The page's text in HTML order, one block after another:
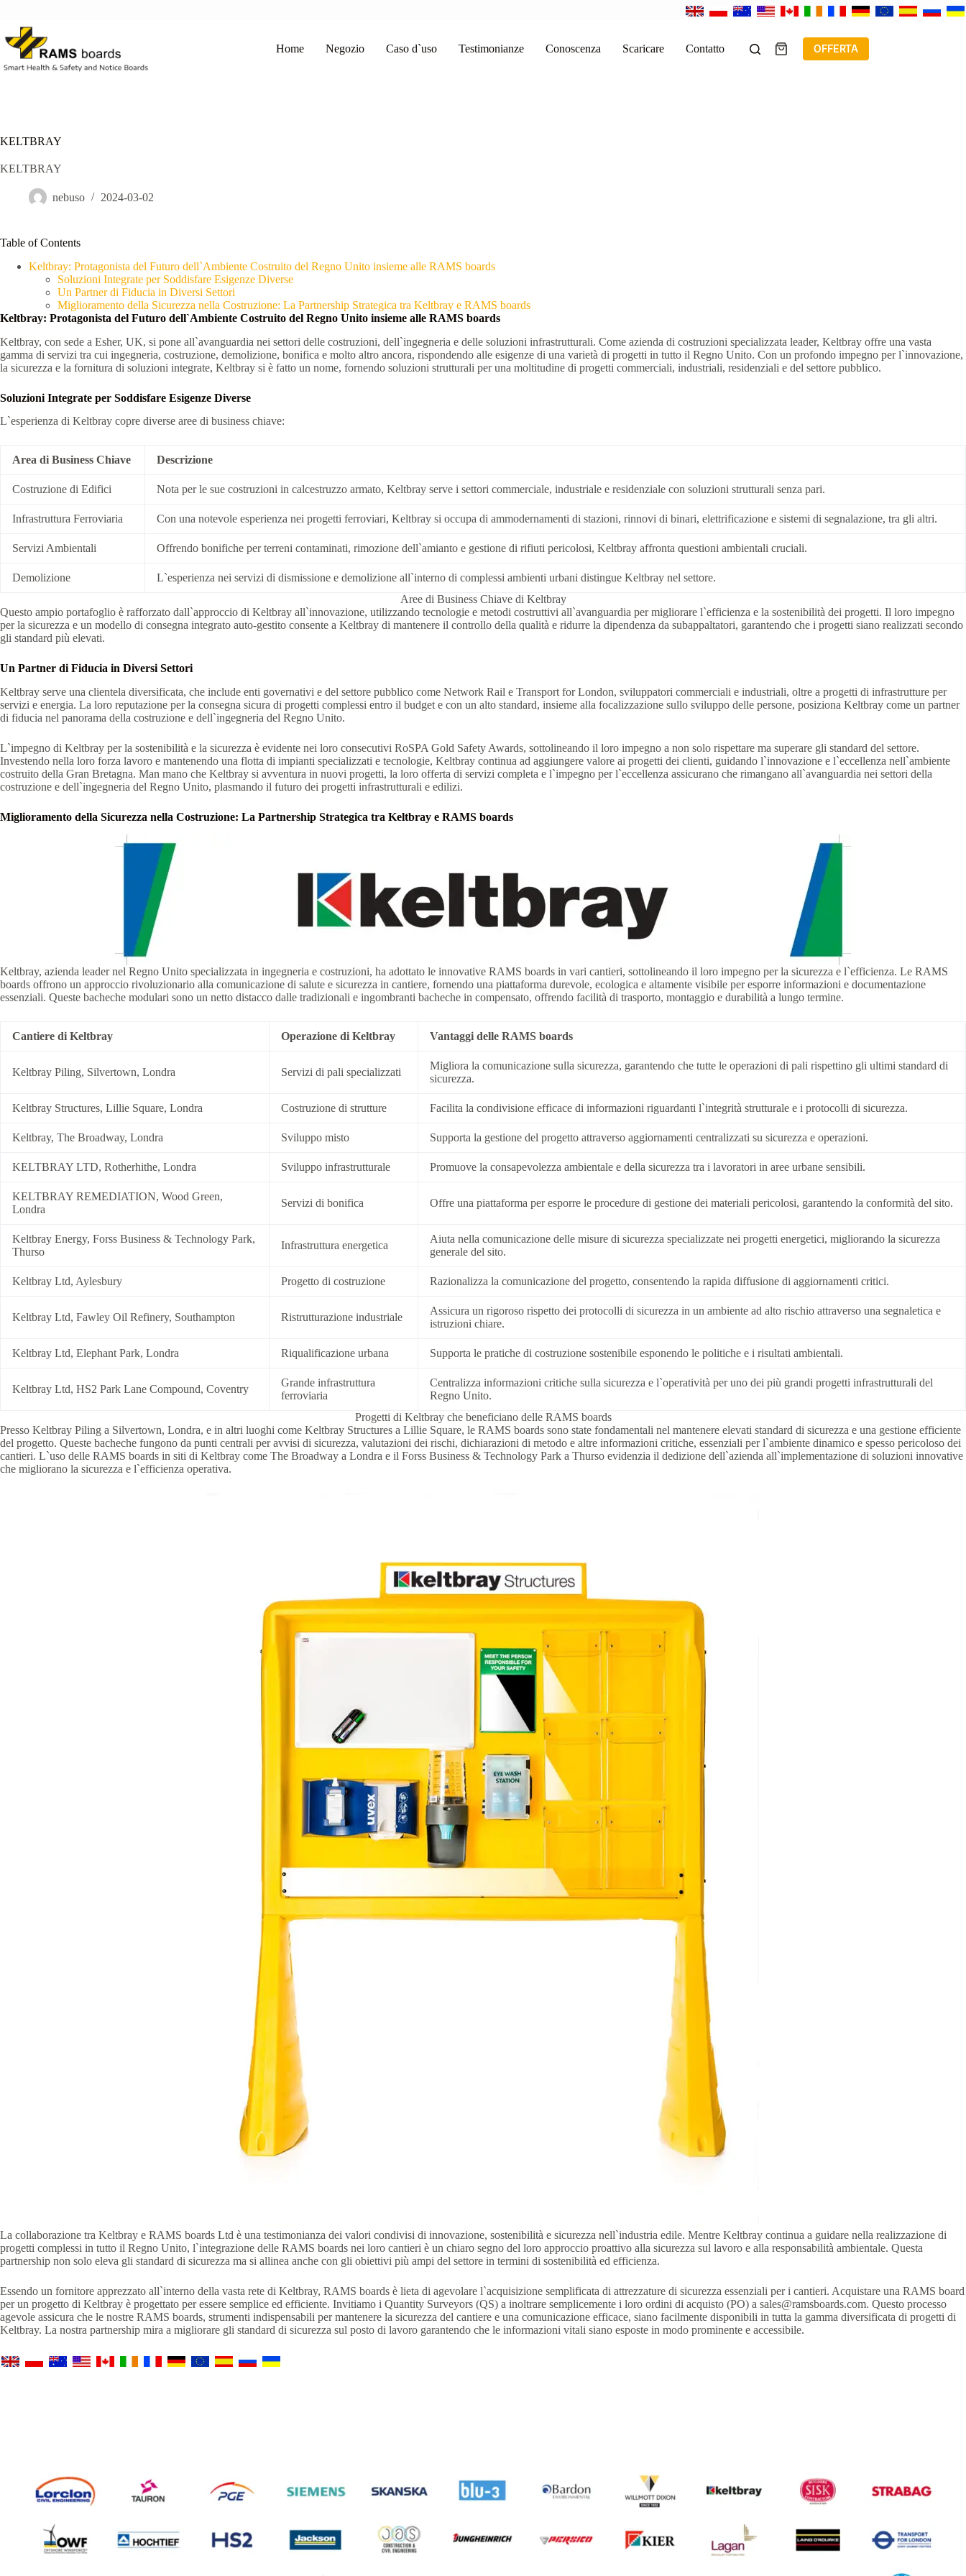
contenuto
Home
Negozio Caso d`uso Testimonianze Conoscenza Scaricare Contatto Carrello OFFERTA
KELTBRAY
KELTBRAY
nebuso 2024-03-02
Table of Contents
Keltbray: Protagonista del Futuro dell`Ambiente Costruito del Regno Unito insieme alle RAMS boards
Soluzioni Integrate per Soddisfare Esigenze Diverse
Un Partner di Fiducia in Diversi Settori
Miglioramento della Sicurezza nella Costruzione: La Partnership Strategica tra Keltbray e RAMS boards
Keltbray: Protagonista del Futuro dell`Ambiente Costruito del Regno Unito insieme alle RAMS boards
Keltbray, con sede a Esher, UK, si pone all`avanguardia nei settori delle costruzioni, dell`ingegneria e delle soluzioni infrastrutturali. Come azienda di costruzioni specializzata leader, Keltbray offre una vasta
gamma di servizi tra cui ingegneria, costruzione, demolizione, bonifica e molto altro ancora, rispondendo alle esigenze di una varietà di progetti in tutto il Regno Unito. Con un profondo impegno per l`innovazione,
la sicurezza e la fornitura di soluzioni integrate, Keltbray si è fatto un nome, fornendo soluzioni strutturali per una moltitudine di progetti commerciali, industriali, residenziali e del settore pubblico.
Soluzioni Integrate per Soddisfare Esigenze Diverse
L`esperienza di Keltbray copre diverse aree di business chiave:
Area di Business Chiave Descrizione
Costruzione di Edifici Nota per le sue costruzioni in calcestruzzo armato, Keltbray serve i settori commerciale, industriale e residenziale con soluzioni strutturali senza pari.
Infrastruttura Ferroviaria Con una notevole esperienza nei progetti ferroviari, Keltbray si occupa di ammodernamenti di stazioni, rinnovi di binari, elettrificazione e sistemi di segnalazione, tra gli altri.
Servizi Ambientali Offrendo bonifiche per terreni contaminati, rimozione dell`amianto e gestione di rifiuti pericolosi, Keltbray affronta questioni ambientali cruciali.
Demolizione
L`esperienza nei servizi di dismissione e demolizione all`interno di complessi ambienti urbani distingue Keltbray nel settore.
Aree di Business Chiave di Keltbray
Questo ampio portafoglio è rafforzato dall`approccio di Keltbray all`innovazione, utilizzando tecnologie e metodi costruttivi all`avanguardia per migliorare l`efficienza e la sostenibilità dei progetti. Il loro impegno
per la sicurezza e un modello di consegna integrato auto-gestito consente a Keltbray di mantenere il controllo della qualità e ridurre la dipendenza da subappaltatori, garantendo che i progetti siano realizzati secondo
gli standard più elevati.
Un Partner di Fiducia in Diversi Settori
Keltbray serve una clientela diversificata, che include enti governativi e del settore pubblico come Network Rail e Transport for London, sviluppatori commerciali e industriali, oltre a progetti di infrastrutture per
servizi e energia. La loro reputazione per la consegna sicura di progetti complessi entro il budget e con un alto standard, insieme alla focalizzazione sullo sviluppo delle persone, posiziona Keltbray come un partner
di fiducia nel panorama della costruzione e dell`ingegneria del Regno Unito.
L`impegno di Keltbray per la sostenibilità e la sicurezza è evidente nei loro consecutivi RoSPA Gold Safety Awards, sottolineando il loro impegno a non solo rispettare ma superare gli standard del settore.
Investendo nella loro forza lavoro e mantenendo una flotta di impianti specializzati e tecnologie, Keltbray continua ad aggiungere valore ai progetti dei clienti, guidando l`innovazione e l`eccellenza nell`ambiente
costruito della Gran Bretagna. Man mano che Keltbray si avventura in nuovi progetti, la loro offerta di servizi completa e l`impegno per l`eccellenza assicurano che rimangano all`avanguardia nei settori della
costruzione e dell`ingegneria del Regno Unito, plasmando il futuro dei progetti infrastrutturali e edilizi.
Miglioramento della Sicurezza nella Costruzione: La Partnership Strategica tra Keltbray e RAMS boards
Keltbray, azienda leader nel Regno Unito specializzata in ingegneria e costruzioni, ha adottato le innovative RAMS boards in vari cantieri, sottolineando il loro impegno per la sicurezza e l`efficienza. Le RAMS
boards offrono un approccio rivoluzionario alla comunicazione di salute e sicurezza in cantiere, fornendo una piattaforma durevole, ecologica e altamente visibile per esporre informazioni e documentazione
essenziali. Queste bacheche modulari sono un netto distacco dalle tradizionali e ingombranti bacheche in compensato, offrendo facilità di trasporto, montaggio e durabilità a lungo termine.
Cantiere di Keltbray Operazione di Keltbray Vantaggi delle RAMS boards
Keltbray Piling, Silvertown, Londra Servizi di pali specializzati
Migliora la comunicazione sulla sicurezza, garantendo che tutte le operazioni di pali rispettino gli ultimi standard di
sicurezza.
Keltbray Structures, Lillie Square, Londra Costruzione di strutture Facilita la condivisione efficace di informazioni riguardanti l`integrità strutturale e i protocolli di sicurezza.
Keltbray, The Broadway, Londra Sviluppo misto Supporta la gestione del progetto attraverso aggiornamenti centralizzati su sicurezza e operazioni.
KELTBRAY LTD, Rotherhithe, Londra Sviluppo infrastrutturale Promuove la consapevolezza ambientale e della sicurezza tra i lavoratori in aree urbane sensibili.
KELTBRAY REMEDIATION, Wood Green,
Londra
Servizi di bonifica Offre una piattaforma per esporre le procedure di gestione dei materiali pericolosi, garantendo la conformità del sito.
Keltbray Energy, Forss Business & Technology Park,
Thurso
Infrastruttura energetica
Aiuta nella comunicazione delle misure di sicurezza specializzate nei progetti energetici, migliorando la sicurezza
generale del sito.
Keltbray Ltd, Aylesbury Progetto di costruzione Razionalizza la comunicazione del progetto, consentendo la rapida diffusione di aggiornamenti critici.
Keltbray Ltd, Fawley Oil Refinery, Southampton Ristrutturazione industriale
Assicura un rigoroso rispetto dei protocolli di sicurezza in un ambiente ad alto rischio attraverso una segnaletica e
istruzioni chiare.
Keltbray Ltd, Elephant Park, Londra Riqualificazione urbana Supporta le pratiche di costruzione sostenibile esponendo le politiche e i risultati ambientali.
Keltbray Ltd, HS2 Park Lane Compound, Coventry
Grande infrastruttura
ferroviaria
Centralizza informazioni critiche sulla sicurezza e l`operatività per uno dei più grandi progetti infrastrutturali del
Regno Unito.
Progetti di Keltbray che beneficiano delle RAMS boards
Presso Keltbray Piling a Silvertown, Londra, e in altri luoghi come Keltbray Structures a Lillie Square, le RAMS boards sono state fondamentali nel mantenere elevati standard di sicurezza e una gestione efficiente
del progetto. Queste bacheche fungono da punti centrali per avvisi di sicurezza, valutazioni dei rischi, dichiarazioni di metodo e altre informazioni critiche, essenziali per l`ambiente dinamico e spesso pericoloso dei
cantieri. L`uso delle RAMS boards in siti di Keltbray come The Broadway a Londra e il Forss Business & Technology Park a Thurso evidenzia il dedizione dell`azienda all`implementazione di soluzioni innovative
che migliorano la sicurezza e l`efficienza operativa.
La collaborazione tra Keltbray e RAMS boards Ltd è una testimonianza dei valori condivisi di innovazione, sostenibilità e sicurezza nell`industria edile. Mentre Keltbray continua a guidare nella realizzazione di
progetti complessi in tutto il Regno Unito, l`integrazione delle RAMS boards nei loro cantieri è un chiaro segno del loro approccio proattivo alla sicurezza sul lavoro e alla responsabilità ambientale. Questa
partnership non solo eleva gli standard di sicurezza ma si allinea anche con gli obiettivi più ampi del settore in termini di sostenibilità ed efficienza.
Essendo un fornitore apprezzato all`interno della vasta rete di Keltbray, RAMS boards è lieta di agevolare l`acquisizione semplificata di attrezzature di sicurezza essenziali per i cantieri. Acquistare una RAMS board
per un progetto di Keltbray è progettato per essere semplice ed efficiente. Invitiamo i Quantity Surveyors (QS) a inoltrare semplicemente i loro ordini di acquisto (PO) a sales@ramsboards.com. Questo processo
agevole assicura che le nostre RAMS boards, strumenti indispensabili per mantenere la sicurezza del cantiere e una comunicazione efficace, siano facilmente disponibili in tutta la gamma diversificata di progetti di
Keltbray. La nostra partnership mira a migliorare gli standard di sicurezza sul posto di lavoro garantendo che le informazioni vitali siano esposte in modo prominente e accessibile.